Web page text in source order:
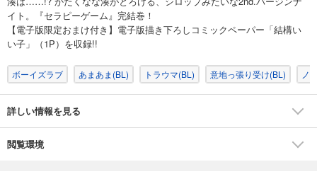
イト。『セラピーゲーム』完結巻！
【電子版限定おまけ付き】電子版描き下ろしコミックペーパー「結構い
い子」（1P）を収録!!
ボーイズラブ あまあま(BL) トラウマ(BL) 意地っ張り受け(BL) ノ
詳しい情報を見る
閲覧環境